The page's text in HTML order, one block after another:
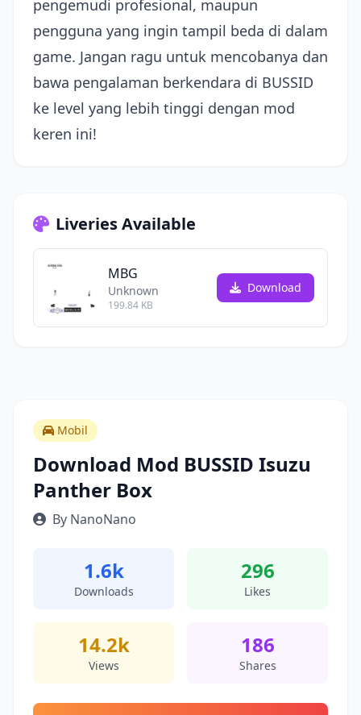
pengemudi profesional, maupun
pengguna yang ingin tampil beda di dalam
game. Jangan ragu untuk mencobanya dan
bawa pengalaman berkendara di BUSSID
ke level yang lebih tinggi dengan mod
keren ini!
Liveries Available
MBG
Unknown
199.84 KB
Download
Mobil
Download Mod BUSSID Isuzu
Panther Box
By NanoNano
1.6k
Downloads
296
Likes
14.2k
Views
186
Shares